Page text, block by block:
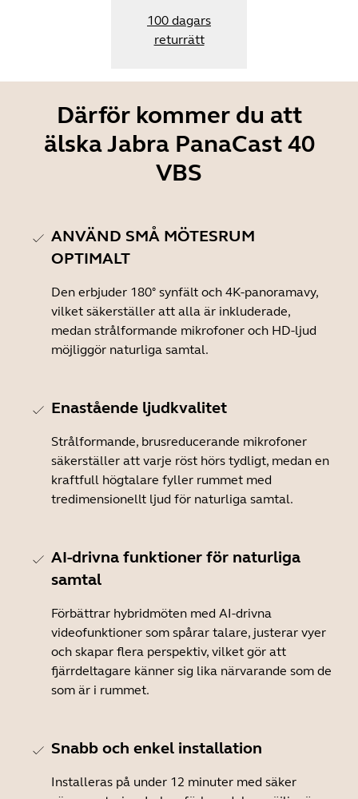
100 dagars
returrätt
Därför kommer du att
älska Jabra PanaCast 40
VBS
ANVÄND SMÅ MÖTESRUM
OPTIMALT
Den erbjuder 180° synfält och 4K-panoramavy,
vilket säkerställer att alla är inkluderade,
medan strålformande mikrofoner och HD-ljud
möjliggör naturliga samtal.
Enastående ljudkvalitet
Strålformande, brusreducerande mikrofoner
säkerställer att varje röst hörs tydligt, medan en
kraftfull högtalare fyller rummet med
tredimensionellt ljud för naturliga samtal.
AI-drivna funktioner för naturliga
samtal
Förbättrar hybridmöten med AI-drivna
videofunktioner som spårar talare, justerar vyer
och skapar flera perspektiv, vilket gör att
fjärrdeltagare känner sig lika närvarande som de
som är i rummet.
Snabb och enkel installation
Installeras på under 12 minuter med säker